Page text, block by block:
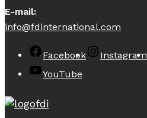
E-mail:
info@fdinternational.com
Facebook Instagram
YouTube